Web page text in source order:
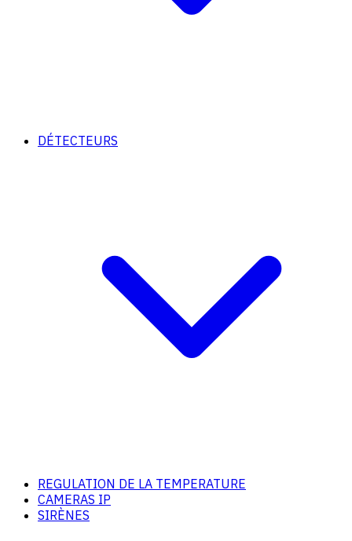
DÉTECTEURS
REGULATION DE LA TEMPERATURE
CAMERAS IP
SIRÈNES